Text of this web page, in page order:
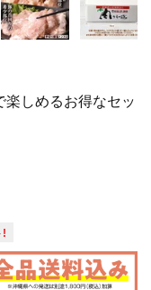
楽しめるお得なセッ
!